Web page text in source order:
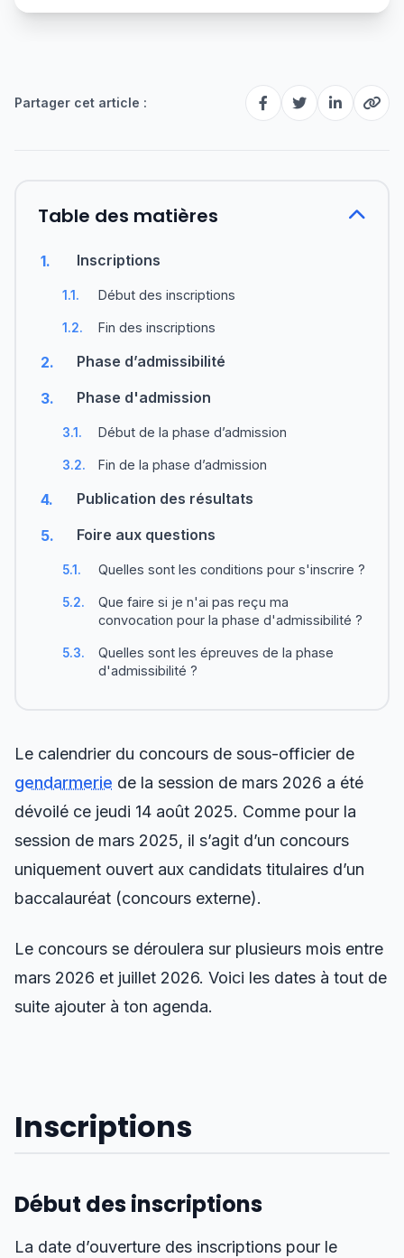
Partager cet article :
Table des matières
1. Inscriptions
1.1. Début des inscriptions
1.2. Fin des inscriptions
2. Phase d’admissibilité
3. Phase d'admission
3.1. Début de la phase d’admission
3.2. Fin de la phase d’admission
4. Publication des résultats
5. Foire aux questions
5.1. Quelles sont les conditions pour s'inscrire ?
5.2.
Que faire si je n'ai pas reçu ma
convocation pour la phase d'admissibilité ?
5.3.
Quelles sont les épreuves de la phase
d'admissibilité ?
Le calendrier du concours de sous-officier de
gendarmerie de la session de mars 2026 a été
dévoilé ce jeudi 14 août 2025. Comme pour la
session de mars 2025, il s’agit d’un concours
uniquement ouvert aux candidats titulaires d’un
baccalauréat (concours externe).
Le concours se déroulera sur plusieurs mois entre
mars 2026 et juillet 2026. Voici les dates à tout de
suite ajouter à ton agenda.
Inscriptions
Début des inscriptions
La date d’ouverture des inscriptions pour le